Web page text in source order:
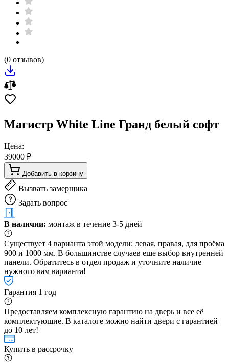
(0 отзывов)
Магистр White Line Гранд белый софт
Цена:
39000 ₽
Добавить в корзину
Вызвать замерщика
Задать вопрос
В наличии: монтаж в течение 3-5 дней
Существует 4 варианта этой модели: левая, правая, для проёма
900 и 1000 мм. В большинстве случаев еще выбор внутренней
панели. Обратитесь в отдел продаж и уточните наличие
нужного вам варианта!
Гарантия 1 год
Предоставляем комплексную гарантию на дверь и все её
комплектующие. В каталоге можно найти двери с гарантией
до 10 лет!
Купить в рассрочку